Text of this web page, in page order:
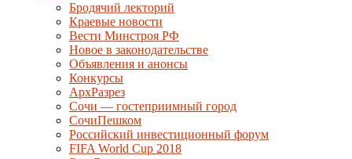
Бродячий лекторий
Краевые новости
Вести Минстроя РФ
Новое в законодательстве
Объявления и анонсы
Конкурсы
АрхРазрез
Сочи — гостеприимный город
СочиПешком
Российский инвестиционный форум
FIFA World Cup 2018